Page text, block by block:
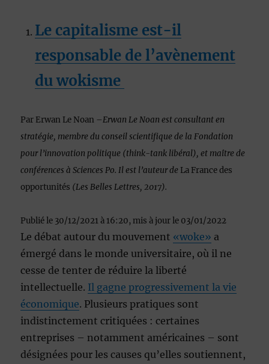
Le capitalisme est-il
responsable de l’avènement
du wokisme
Par Erwan Le Noan –Erwan Le Noan est consultant en
stratégie, membre du conseil scientifique de la Fondation
pour l’innovation politique (think-tank libéral), et maître de
conférences à Sciences Po. Il est l’auteur de La France des
opportunités (Les Belles Lettres, 2017).
Publiéle 30/12/2021 à 16:20, mis à jourle 03/01/2022
Le débat autour du mouvement «woke» a
émergé dans le monde universitaire, où il ne
cesse de tenter de réduire la liberté
intellectuelle. Il gagne progressivement la vie
économique. Plusieurs pratiques sont
indistinctement critiquées : certaines
entreprises – notamment américaines – sont
désignées pour les causes qu’elles soutiennent,